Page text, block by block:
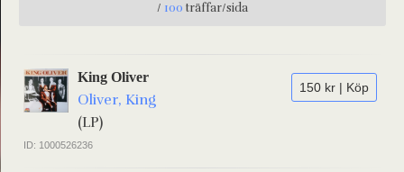
/ 100 träffar/sida
150 kr | Köp
King Oliver
Oliver, King
(LP)
ID: 1000526236